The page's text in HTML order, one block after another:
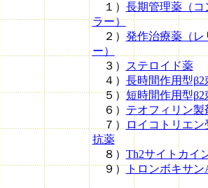
１） 長期管理薬（コ
ラー）
２） 発作治療薬（レ
ー）
３） ステロイド薬
４） 長時間作用型β2
５）短時間作用型β2
６） テオフィリン製
７）
ロイコトリエン
抗薬
８） Th2サイトカイ
９）トロンボキサン